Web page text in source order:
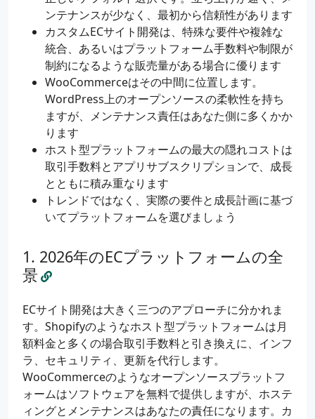
ンテナンスが少なく、最初から信頼性があります
カスタムECサイト開発は、特殊な要件や複雑な
統合、あるいはプラットフォーム手数料や制限が
制約になるような販売量がある場合に優ります
WooCommerceはその中間に位置します。
WordPress上のオープンソースの柔軟性を持ち
ますが、メンテナンス責任はあなた側に多くかか
ります
ホスト型プラットフォームの最大の隠れコストは
取引手数料とアプリサブスクリプションで、成長
とともに積み重なります
トレンドではなく、実際の要件と成長計画に基づ
いてプラットフォームを選びましょう
2026年のECプラットフォームの全
景
ECサイト開発は大きく三つのアプローチに分かれま
す。Shopifyのようなホスト型プラットフォームは月
額料金と多くの場合取引手数料と引き換えに、インフ
ラ、セキュリティ、更新を代行します。
WooCommerceのようなオープンソースプラットフ
ォームはソフトウェアを無料で提供しますが、ホステ
ィングとメンテナンスはあなたの責任になります。カ